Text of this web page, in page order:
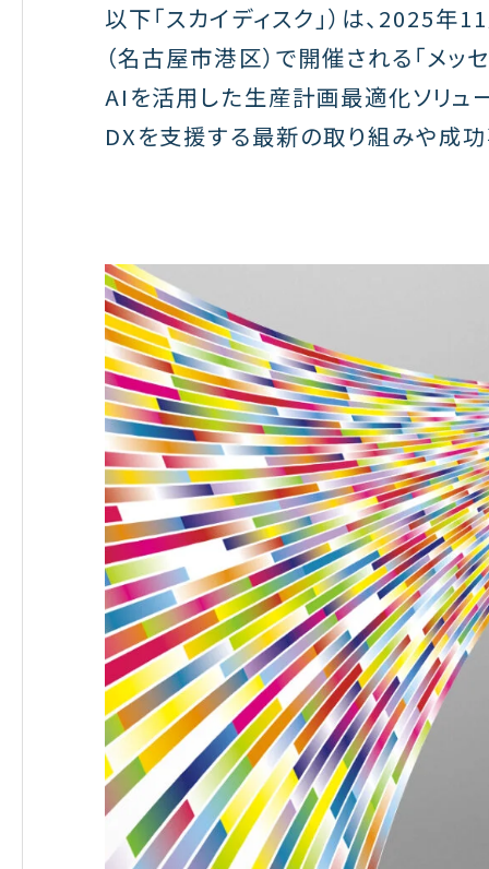
以下「スカイディスク」）は、2025年
（名古屋市港区）で開催される「メ
AIを活用した生産計画最適化ソリュ
DXを支援する最新の取り組みや成功